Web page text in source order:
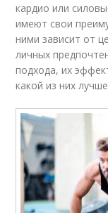
кардио или
имеют свои
ними зависит от
личных
подхода, их
какой из них